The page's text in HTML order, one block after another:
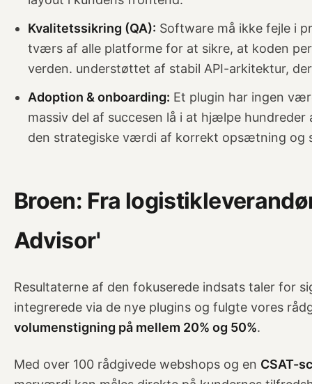
Kvalitetssikring (QA): Software må ikke fejle i
tværs af alle platforme for at sikre, at koden
verden. understøttet af stabil API-arkitektur,
Adoption & onboarding: Et plugin har ingen
massiv del af succesen lå i at hjælpe
den strategiske værdi af korrekt opsætning og
Broen: Fra
Advisor'
Resultaterne af den fokuserede indsats taler for
integrerede via de nye plugins og fulgte vores
volumenstigning på mellem 20% og 50%.
Med over 100 rådgivede webshops og en CSAT-